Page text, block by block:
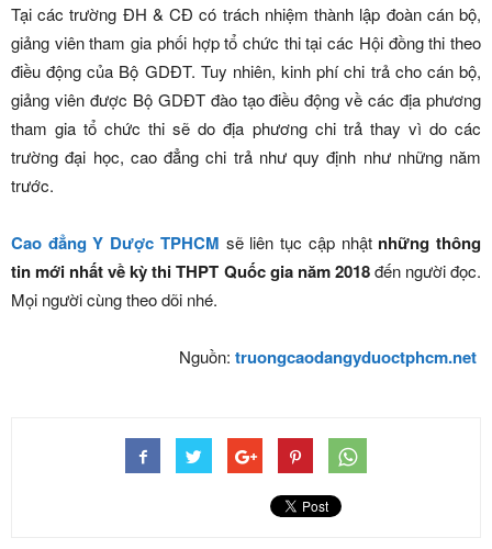
Tại các trường ĐH & CĐ có trách nhiệm thành lập đoàn cán bộ,
giảng viên tham gia phối hợp tổ chức thi tại các Hội đồng thi theo
điều động của Bộ GDĐT. Tuy nhiên, kinh phí chi trả cho cán bộ,
giảng viên được Bộ GDĐT đào tạo điều động về các địa phương
tham gia tổ chức thi sẽ do địa phương chi trả thay vì do các
trường đại học, cao đẳng chi trả như quy định như những năm
trước.
Cao đẳng Y Dược TPHCM sẽ liên tục cập nhật những thông
tin mới nhất về kỳ thi THPT Quốc gia năm 2018đến người đọc.
Mọi người cùng theo dõi nhé.
Nguồn: truongcaodangyduoctphcm.net